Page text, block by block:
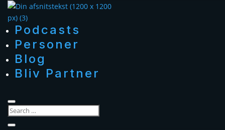
Podcasts
Personer
Blog
Bliv Partner